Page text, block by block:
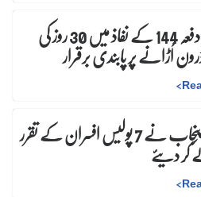
پنجاب:دفعہ 144 کے نفاذ میں 30 روز کیاُڑانے پر پابندی برقرار
>
آئی جی پنجاب نے 7 پولیس افسران کے تقرر کر دیئے
>